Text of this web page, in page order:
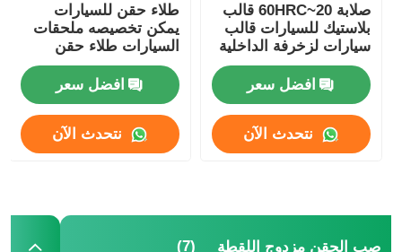
جولة في المعمل
ضبط الجودة
اتصل بنا
طلب اقتباس
صلابة 20~60HRC قالب
بلاستيك للسيارات قالب
سيارات لزخرفة الداخلية
افضل سعر
نتحدث الآن
طلاء حقن للسيارات
يمكن تخصيصه ملحقات
السيارات طلاء حقن
بلاستيكي
افضل سعر
نتحدث الآن
صب الحقن مزدوج اللقطة (7)